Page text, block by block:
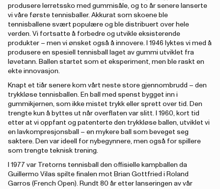
produsere lerretssko med gummisåle, og to år senere lanserte
vi våre første tennisballer. Akkurat som skoene ble
tennisballene svært populære og ble distribuert over hele
verden. Vi fortsatte å forbedre og utvikle eksisterende
produkter – men vi ønsket også å innovere. I 1946 lyktes vi med å
produsere en spesiell tennisball laget av gummi utviklet fra
løvetann. Ballen startet som et eksperiment, men ble raskt en
ekte innovasjon.
Knapt et tiår senere kom vårt neste store gjennombrudd – den
trykkløse tennisballen. En ball med spenst bygget inn i
gummikjernen, som ikke mistet trykk eller sprett over tid. Den
trengte kun å byttes ut når overflaten var slitt. I 1960, kort tid
etter at vi oppfant og patenterte den trykkløse ballen, utviklet vi
en lavkompresjonsball – en mykere ball som beveget seg
saktere. Den var ideell for nybegynnere, men også for spillere
som trengte teknisk trening.
I 1977 var Tretorns tennisball den offisielle kampballen da
Guillermo Vilas spilte finalen mot Brian Gottfried i Roland
Garros (French Open). Rundt 80 år etter lanseringen av vår